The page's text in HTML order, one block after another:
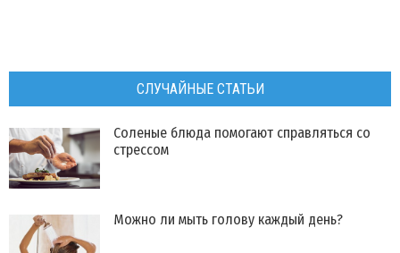
СЛУЧАЙНЫЕ СТАТЬИ
Соленые блюда помогают справляться со
стрессом
Можно ли мыть голову каждый день?